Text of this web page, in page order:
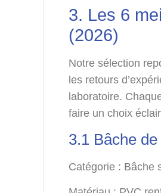
3. Les 6
(2026)
Notre sélection
les retours
laboratoire.
faire un choix
3.1 Bâche
Catégorie : Bâche